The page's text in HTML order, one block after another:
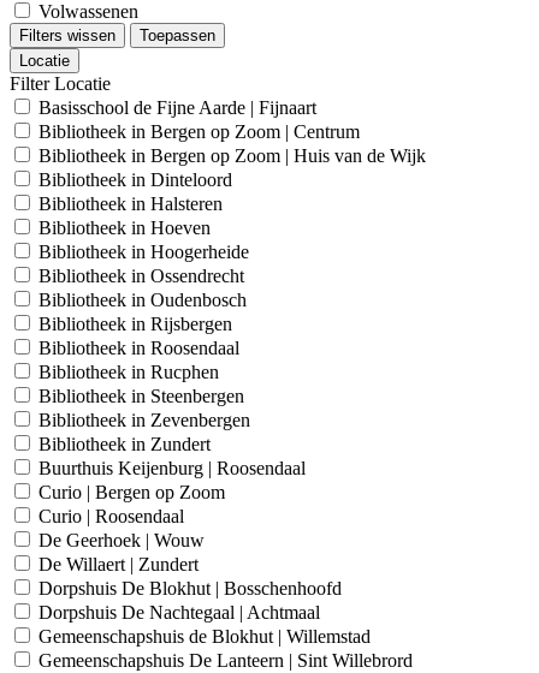
Volwassenen
Filters wissen
Toepassen
Locatie
Filter Locatie
Basisschool de Fijne Aarde | Fijnaart
Bibliotheek in Bergen op Zoom | Centrum
Bibliotheek in Bergen op Zoom | Huis van de Wijk
Bibliotheek in Dinteloord
Bibliotheek in Halsteren
Bibliotheek in Hoeven
Bibliotheek in Hoogerheide
Bibliotheek in Ossendrecht
Bibliotheek in Oudenbosch
Bibliotheek in Rijsbergen
Bibliotheek in Roosendaal
Bibliotheek in Rucphen
Bibliotheek in Steenbergen
Bibliotheek in Zevenbergen
Bibliotheek in Zundert
Buurthuis Keijenburg | Roosendaal
Curio | Bergen op Zoom
Curio | Roosendaal
De Geerhoek | Wouw
De Willaert | Zundert
Dorpshuis De Blokhut | Bosschenhoofd
Dorpshuis De Nachtegaal | Achtmaal
Gemeenschapshuis de Blokhut | Willemstad
Gemeenschapshuis De Lanteern | Sint Willebrord